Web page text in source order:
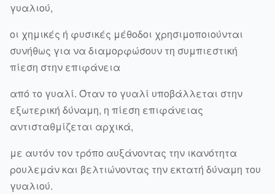
γυαλιού,
οι χημικές ή φυσικές μέθοδοι χρησιμοποιούνται
συνήθως για να διαμορφώσουν τη συμπιεστική
πίεση στην επιφάνεια
από το γυαλί. Όταν το γυαλί υποβάλλεται στην
εξωτερική δύναμη, η πίεση επιφάνειας
αντισταθμίζεται αρχικά,
με αυτόν τον τρόπο αυξάνοντας την ικανότητα
ρουλεμάν και βελτιώνοντας την εκτατή δύναμη του
γυαλιού.